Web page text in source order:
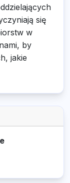
się
w
by
jakie